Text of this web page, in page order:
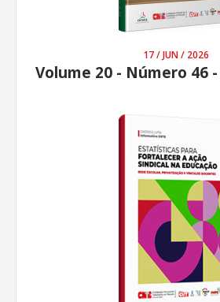
17 / JUN / 2026
Volume 20 - Número 46